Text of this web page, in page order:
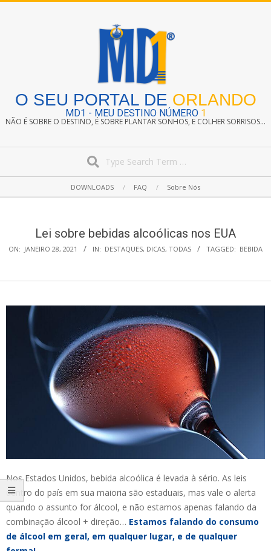
O SEU PORTAL DE ORLANDO
MD1 - MEU DESTINO NÚMERO 1
NÃO É SOBRE O DESTINO, É SOBRE PLANTAR SONHOS, E COLHER SORRISOS...
Navigation
DOWNLOADS FAQ Sobre Nós
Lei sobre bebidas alcoólicas nos EUA
ON: JANEIRO 28, 2021 IN: DESTAQUES, DICAS, TODAS TAGGED: BEBIDA
Nos Estados Unidos, bebida alcoólica é levada à sério. As leis
dentro do país em sua maioria são estaduais, mas vale o alerta
quando o assunto for álcool, e não estamos apenas falando da
combinação álcool + direção… Estamos falando do consumo
de álcool em geral, em qualquer lugar, e de qualquer